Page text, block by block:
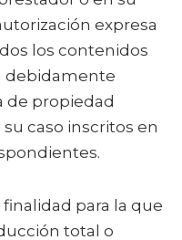
expresa
los contenidos
debidamente
de propiedad
caso inscritos en
para la que
total o